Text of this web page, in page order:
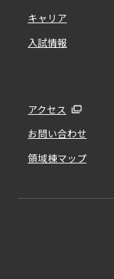
キャリア
入試情報
アクセス
お問い合わせ
領域棟マップ